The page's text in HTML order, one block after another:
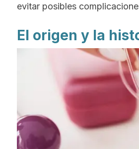
evitar posibles
El origen y la